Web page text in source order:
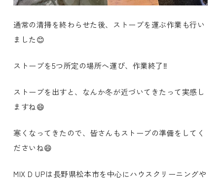
通常の清掃を終わらせた後、ストーブを運ぶ作業も行い
ました😊
ストーブを5つ所定の場所へ運び、作業終了‼️
ストーブを出すと、なんか冬が近づいてきたって実感し
ますね😄
寒くなってきたので、皆さんもストーブの準備をしてく
ださいね😄
MIX D UPは長野県松本市を中心にハウスクリーニングや